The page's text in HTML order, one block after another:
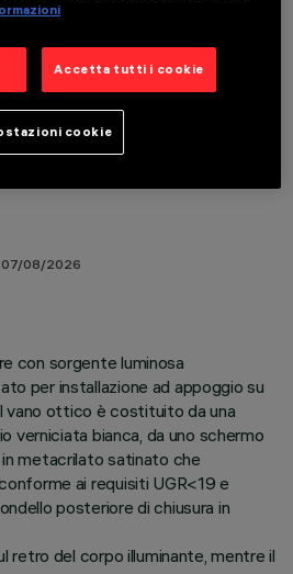
07/08/2026
con sorgente luminosa
per installazione ad appoggio su
ottico è costituito da una
verniciata bianca, da uno schermo
metacrilato satinato che
ai requisiti UGR<19 e
posteriore di chiusura in
retro del corpo illuminante, mentre il
Accetta tutti i cookie
cookie